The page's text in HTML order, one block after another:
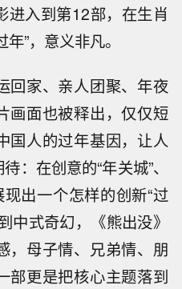
进入到第12部，在生肖
”，意义非凡。
回家、亲人团聚、年夜
画面也被释出，仅仅短
国人的过年基因，让人
：在创意的“年关城”、
出一个怎样的创新“过
中式奇幻，《熊出没》
，母子情、兄弟情、朋
部更是把核心主题落到